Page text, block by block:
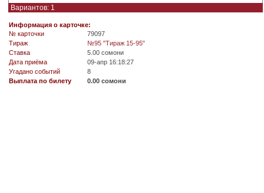
Вариантов: 1
Информация о карточке:
№ карточки
79097
Tираж
№95 "Тираж 15-95"
Ставка
5.00 сомони
Дата приёма
09-апр 16:18:27
Угадано событий
8
Выплата по билету
0.00 сомони